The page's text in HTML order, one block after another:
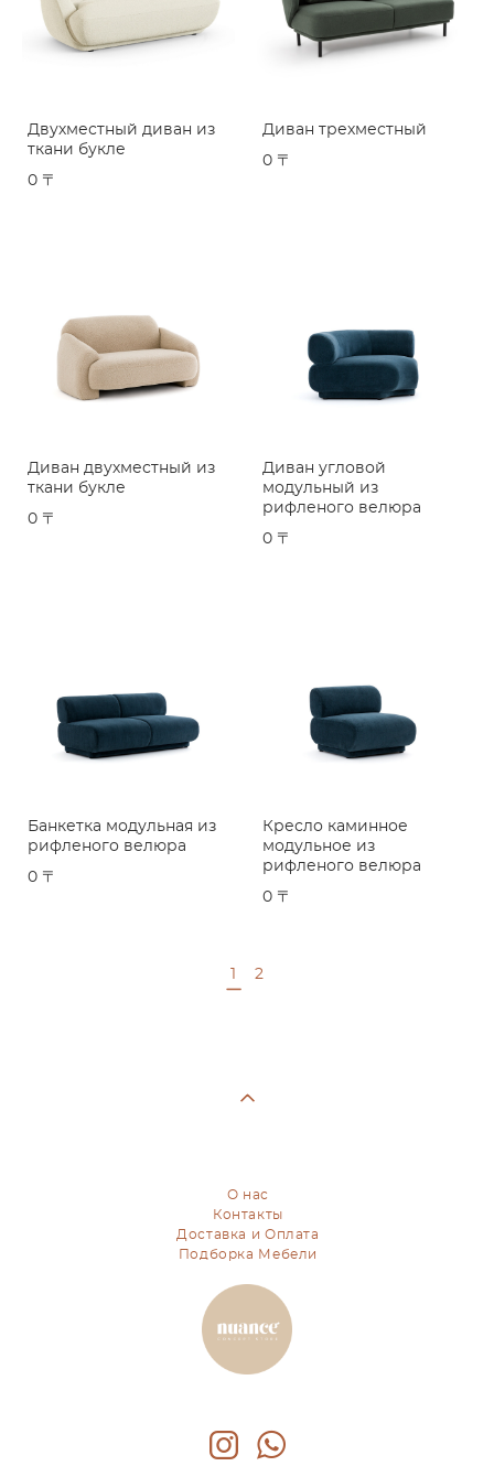
Двухместный диван из
ткани букле
0 〒
Диван трехместный
0 〒
Диван двухместный из
ткани букле
0 〒
Диван угловой
модульный из
рифленого велюра
0 〒
Банкетка модульная из
рифленого велюра
0 〒
Кресло каминное
модульное из
рифленого велюра
0 〒
2
О нас
Контакты
Доставка и Оплата
Подборка Мебели